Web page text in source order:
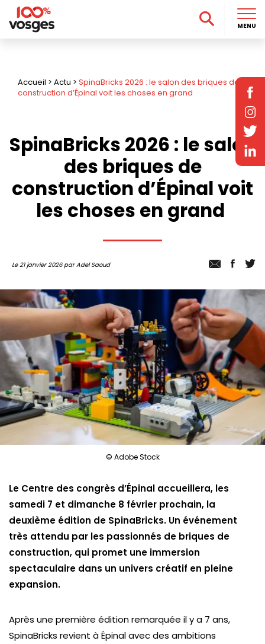
Accueil > Actu > SpinaBricks 2026 : le salon des briques de
construction d’Épinal voit les choses en grand
SpinaBricks 2026 : le salon
des briques de
construction d’Épinal voit
les choses en grand
Le 21 janvier 2026 par Adel Saoud
© Adobe Stock
Le Centre des congrès d’Épinal accueillera, les
samedi 7 et dimanche 8 février prochain, la
deuxième édition de SpinaBricks. Un événement
très attendu par les passionnés de briques de
construction, qui promet une immersion
spectaculaire dans un univers créatif en pleine
expansion.
Après une première édition remarquée il y a 7 ans,
SpinaBricks revient à Épinal avec des ambitions
MENU